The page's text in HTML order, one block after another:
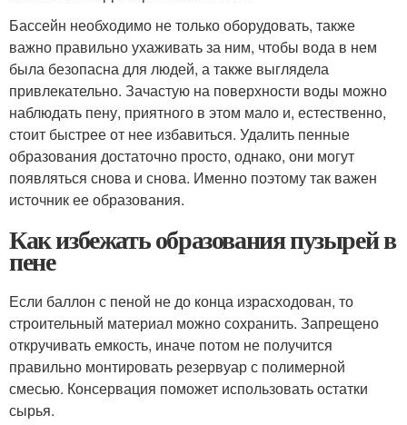
Бассейн необходимо не только оборудовать, также
важно правильно ухаживать за ним, чтобы вода в нем
была безопасна для людей, а также выглядела
привлекательно. Зачастую на поверхности воды можно
наблюдать пену, приятного в этом мало и, естественно,
стоит быстрее от нее избавиться. Удалить пенные
образования достаточно просто, однако, они могут
появляться снова и снова. Именно поэтому так важен
источник ее образования.
Как избежать образования пузырей в
пене
Если баллон с пеной не до конца израсходован, то
строительный материал можно сохранить. Запрещено
откручивать емкость, иначе потом не получится
правильно монтировать резервуар с полимерной
смесью. Консервация поможет использовать остатки
сырья.